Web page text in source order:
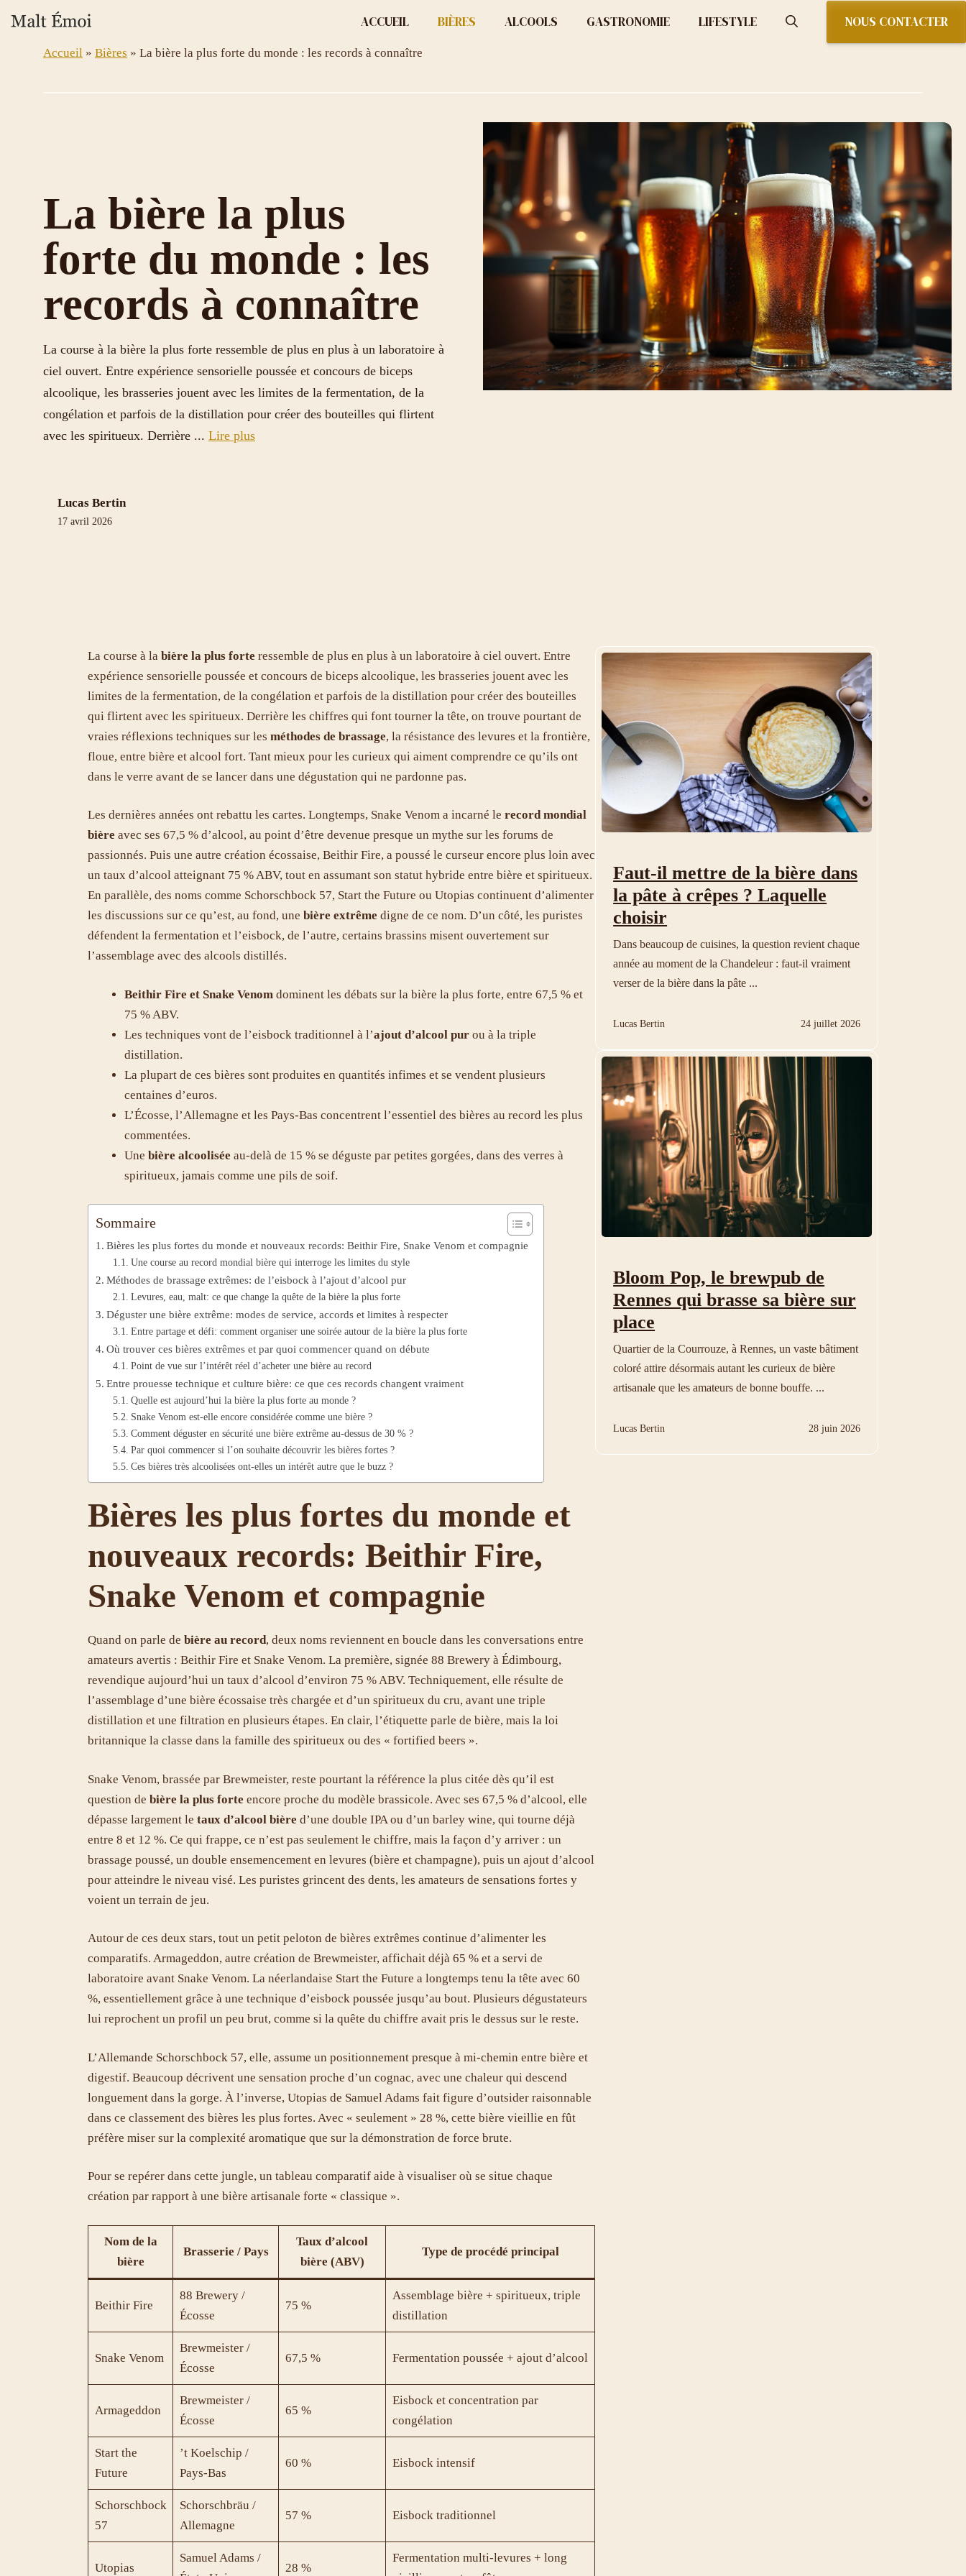
au
ACCUEIL BIÈRES ALCOOLS GASTRONOMIE LIFESTYLE NOUS CONTACTER
Accueil » Bières » La bière la plus forte du monde : les records à connaître
La bière la plus
forte du monde : les
records à connaître
La course à la bière la plus forte ressemble de plus en plus à un laboratoire à
ciel ouvert. Entre expérience sensorielle poussée et concours de biceps
alcoolique, les brasseries jouent avec les limites de la fermentation, de la
congélation et parfois de la distillation pour créer des bouteilles qui flirtent
avec les spiritueux. Derrière ... Lire plus
Lucas Bertin
17 avril 2026
La course à la bière la plus forte ressemble de plus en plus à un laboratoire à ciel ouvert. Entre
expérience sensorielle poussée et concours de biceps alcoolique, les brasseries jouent avec les
limites de la fermentation, de la congélation et parfois de la distillation pour créer des bouteilles
qui flirtent avec les spiritueux. Derrière les chiffres qui font tourner la tête, on trouve pourtant de
vraies réflexions techniques sur les méthodes de brassage, la résistance des levures et la frontière,
floue, entre bière et alcool fort. Tant mieux pour les curieux qui aiment comprendre ce qu’ils ont
dans le verre avant de se lancer dans une dégustation qui ne pardonne pas.
Les dernières années ont rebattu les cartes. Longtemps, Snake Venom a incarné le record mondial
bière avec ses 67,5 % d’alcool, au point d’être devenue presque un mythe sur les forums de
passionnés. Puis une autre création écossaise, Beithir Fire, a poussé le curseur encore plus loin avec
un taux d’alcool atteignant 75 % ABV, tout en assumant son statut hybride entre bière et spiritueux.
En parallèle, des noms comme Schorschbock 57, Start the Future ou Utopias continuent d’alimenter
les discussions sur ce qu’est, au fond, une bière extrême digne de ce nom. D’un côté, les puristes
défendent la fermentation et l’eisbock, de l’autre, certains brassins misent ouvertement sur
l’assemblage avec des alcools distillés.
Beithir Fire et Snake Venom dominent les débats sur la bière la plus forte, entre 67,5 % et
75 % ABV.
Les techniques vont de l’eisbock traditionnel à l’ajout d’alcool pur ou à la triple
distillation.
La plupart de ces bières sont produites en quantités infimes et se vendent plusieurs
centaines d’euros.
L’Écosse, l’Allemagne et les Pays-Bas concentrent l’essentiel des bières au record les plus
commentées.
Une bière alcoolisée au-delà de 15 % se déguste par petites gorgées, dans des verres à
spiritueux, jamais comme une pils de soif.
Sommaire
Bières les plus fortes du monde et nouveaux records: Beithir Fire, Snake Venom et compagnie
Une course au record mondial bière qui interroge les limites du style
Méthodes de brassage extrêmes: de l’eisbock à l’ajout d’alcool pur
Levures, eau, malt: ce que change la quête de la bière la plus forte
Déguster une bière extrême: modes de service, accords et limites à respecter
Entre partage et défi: comment organiser une soirée autour de la bière la plus forte
Où trouver ces bières extrêmes et par quoi commencer quand on débute
Point de vue sur l’intérêt réel d’acheter une bière au record
Entre prouesse technique et culture bière: ce que ces records changent vraiment
Quelle est aujourd’hui la bière la plus forte au monde ?
Snake Venom est-elle encore considérée comme une bière ?
Comment déguster en sécurité une bière extrême au-dessus de 30 % ?
Par quoi commencer si l’on souhaite découvrir les bières fortes ?
Ces bières très alcoolisées ont-elles un intérêt autre que le buzz ?
Bières les plus fortes du monde et
nouveaux records: Beithir Fire,
Snake Venom et compagnie
Quand on parle de bière au record, deux noms reviennent en boucle dans les conversations entre
amateurs avertis : Beithir Fire et Snake Venom. La première, signée 88 Brewery à Édimbourg,
revendique aujourd’hui un taux d’alcool d’environ 75 % ABV. Techniquement, elle résulte de
l’assemblage d’une bière écossaise très chargée et d’un spiritueux du cru, avant une triple
distillation et une filtration en plusieurs étapes. En clair, l’étiquette parle de bière, mais la loi
britannique la classe dans la famille des spiritueux ou des « fortified beers ».
Snake Venom, brassée par Brewmeister, reste pourtant la référence la plus citée dès qu’il est
question de bière la plus forte encore proche du modèle brassicole. Avec ses 67,5 % d’alcool, elle
dépasse largement le taux d’alcool bière d’une double IPA ou d’un barley wine, qui tourne déjà
entre 8 et 12 %. Ce qui frappe, ce n’est pas seulement le chiffre, mais la façon d’y arriver : un
brassage poussé, un double ensemencement en levures (bière et champagne), puis un ajout d’alcool
pour atteindre le niveau visé. Les puristes grincent des dents, les amateurs de sensations fortes y
voient un terrain de jeu.
Autour de ces deux stars, tout un petit peloton de bières extrêmes continue d’alimenter les
comparatifs. Armageddon, autre création de Brewmeister, affichait déjà 65 % et a servi de
laboratoire avant Snake Venom. La néerlandaise Start the Future a longtemps tenu la tête avec 60
%, essentiellement grâce à une technique d’eisbock poussée jusqu’au bout. Plusieurs dégustateurs
lui reprochent un profil un peu brut, comme si la quête du chiffre avait pris le dessus sur le reste.
L’Allemande Schorschbock 57, elle, assume un positionnement presque à mi-chemin entre bière et
digestif. Beaucoup décrivent une sensation proche d’un cognac, avec une chaleur qui descend
longuement dans la gorge. À l’inverse, Utopias de Samuel Adams fait figure d’outsider raisonnable
dans ce classement des bières les plus fortes. Avec « seulement » 28 %, cette bière vieillie en fût
préfère miser sur la complexité aromatique que sur la démonstration de force brute.
Pour se repérer dans cette jungle, un tableau comparatif aide à visualiser où se situe chaque
création par rapport à une bière artisanale forte « classique ».
Nom de la
bière
Brasserie / Pays
Taux d’alcool
bière (ABV)
Type de procédé principal
Beithir Fire
88 Brewery /
Écosse
75 %
Assemblage bière + spiritueux, triple
distillation
Snake Venom
Brewmeister /
Écosse
67,5 % Fermentation poussée + ajout d’alcool
Armageddon
Brewmeister /
Écosse
65 %
Eisbock et concentration par
congélation
Start the
Future
’t Koelschip /
Pays-Bas
60 % Eisbock intensif
Schorschbock
57
Schorschbräu /
Allemagne
57 % Eisbock traditionnel
Utopias
Samuel Adams /
28 %
Fermentation multi-levures + long
Faut-il mettre de la bière dans
la pâte à crêpes ? Laquelle
choisir
Dans beaucoup de cuisines, la question revient chaque
année au moment de la Chandeleur : faut-il vraiment
verser de la bière dans la pâte ...
Lucas Bertin 24 juillet 2026
Bloom Pop, le brewpub de
Rennes qui brasse sa bière sur
place
Quartier de la Courrouze, à Rennes, un vaste bâtiment
coloré attire désormais autant les curieux de bière
artisanale que les amateurs de bonne bouffe. ...
Lucas Bertin 28 juin 2026